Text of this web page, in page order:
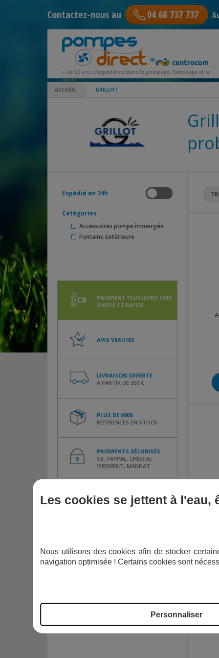
Contactez-nous au 04 68 737 737
+ de 50 ans d'expérience dans le pompage, l'arrosage et le
jardin
Expédié en 24h
Catégories
Accessoires pompe immergée
Fontaine extérieure
PAIEMENT PLUSIEURS FOIS
SIMPLE ET RAPIDE
AVIS VÉRIFIÉS
LIVRAISON OFFERTE
À PARTIR DE 300 €
PLUS DE 8000
RÉFÉRENCES EN STOCK
PAIEMENTS SÉCURISÉS
CB, PAYPAL, CHÈQUE,
VIREMENT, MANDAT
ACCUEIL GRILLOT
Les cookies se jettent à l'eau,
Nous utilisons des cookies afin de stocker
navigation optimisée ! Certains cookies sont
Personnaliser